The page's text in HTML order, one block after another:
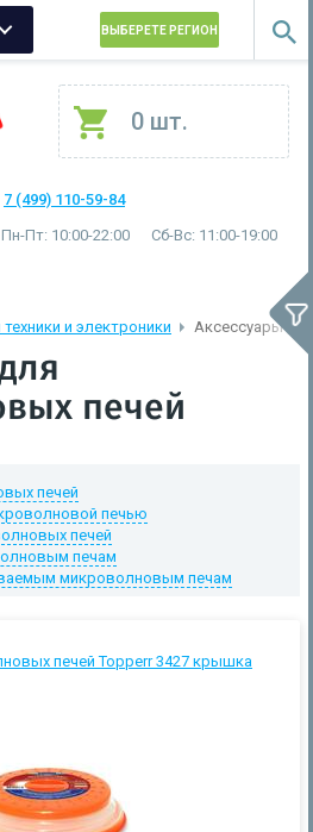
ВЫБЕРЕТЕ РЕГИОН
0 шт.
7 (499) 110-59-84
Пн-Пт: 10:00-22:00 Сб-Вс: 11:00-19:00
и электроники Аксессуары
печей
печей
печью
печей
печам
микроволновым печам
печей Topperr 3427 крышка